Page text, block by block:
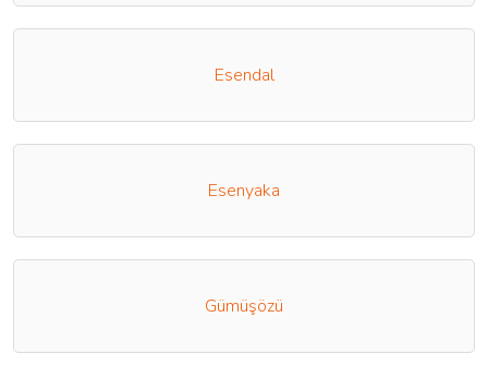
Esendal
Esenyaka
Gümüşözü